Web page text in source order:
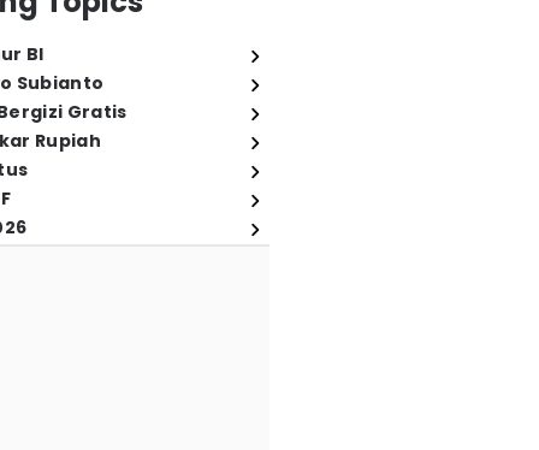
BI
Subianto
Gratis
Rupiah